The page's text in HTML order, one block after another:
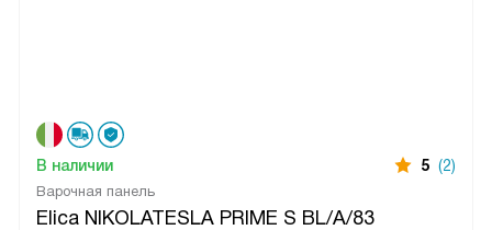
Варочная панель
Elica NIKOLATESLA PRIME S BL/A/83
В наличии 5 (2)